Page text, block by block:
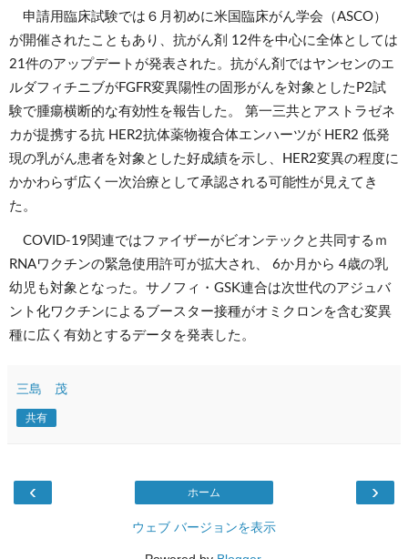
申請用臨床試験では６月初めに米国臨床がん学会（ASCO）
が開催されたこともあり、抗がん剤 12件を中心に全体としては
21件のアップデートが発表された。抗がん剤ではヤンセンのエ
ルダフィチニブがFGFR変異陽性の固形がんを対象としたP2試
験で腫瘍横断的な有効性を報告した。 第一三共とアストラゼネ
カが提携する抗 HER2抗体薬物複合体エンハーツが HER2 低発
現の乳がん患者を対象とした好成績を示し、HER2変異の程度に
かかわらず広く一次治療として承認される可能性が見えてき
た。
COVID-19関連ではファイザーがビオンテックと共同するｍ
RNAワクチンの緊急使用許可が拡大され、 6か月から 4歳の乳
幼児も対象となった。サノフィ・GSK連合は次世代のアジュバ
ント化ワクチンによるブースター接種がオミクロンを含む変異
種に広く有効とするデータを発表した。
三島 茂
共有
‹ ›
ホーム
ウェブ バージョンを表示